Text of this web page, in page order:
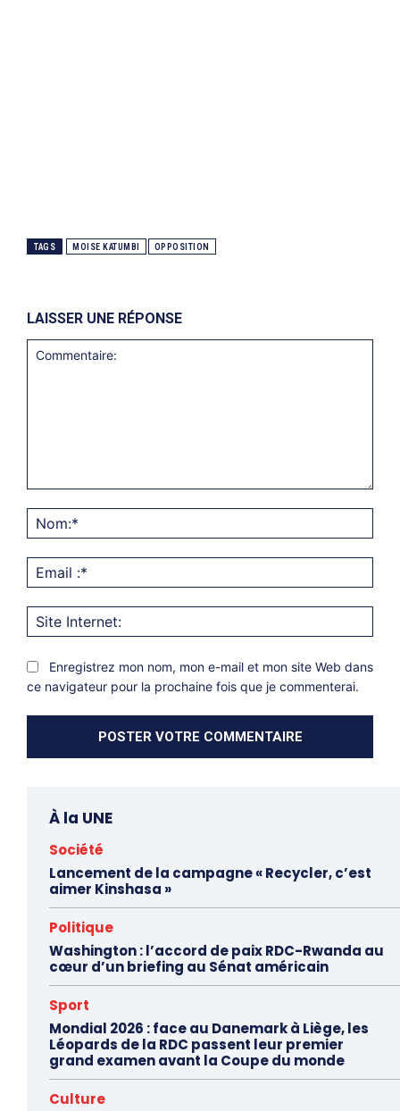
TAGS MOISE KATUMBI OPPOSITION
LAISSER UNE RÉPONSE
:*
Enregistrez mon nom, mon e-mail et mon site Web dans
ce navigateur pour la prochaine fois que je commenterai.
À la UNE
Société
Lancement de la campagne « Recycler, c’est
aimer Kinshasa »
Politique
Washington : l’accord de paix RDC-Rwanda au
cœur d’un briefing au Sénat américain
Sport
Mondial 2026 : face au Danemark à Liège, les
Léopards de la RDC passent leur premier
grand examen avant la Coupe du monde
Culture